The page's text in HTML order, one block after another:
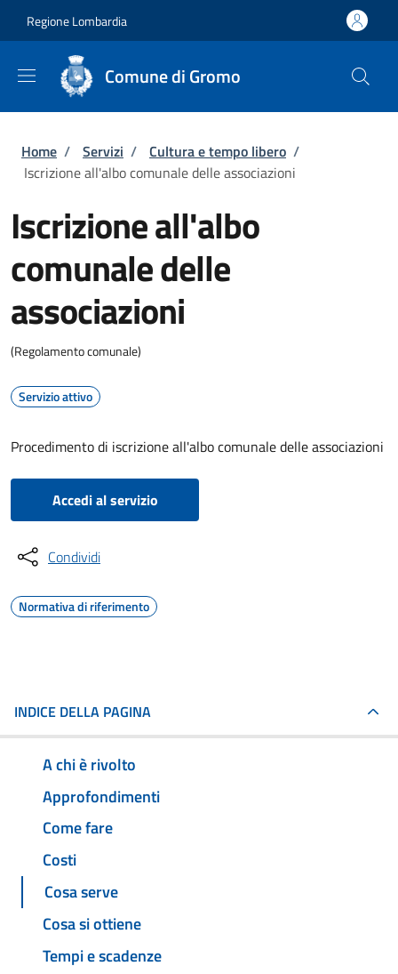
Regione Lombardia
Comune di Gromo
Briciole di pane
Home / Servizi / Cultura e tempo libero /
Iscrizione all'albo comunale delle associazioni
Iscrizione all'albo
comunale delle
associazioni
(Regolamento comunale)
Servizio attivo
Procedimento di iscrizione all'albo comunale delle associazioni
Accedi al servizio
Condividi
Normativa di riferimento
INDICE DELLA PAGINA
A chi è rivolto
Approfondimenti
Come fare
Costi
Cosa serve
Cosa si ottiene
Tempi e scadenze